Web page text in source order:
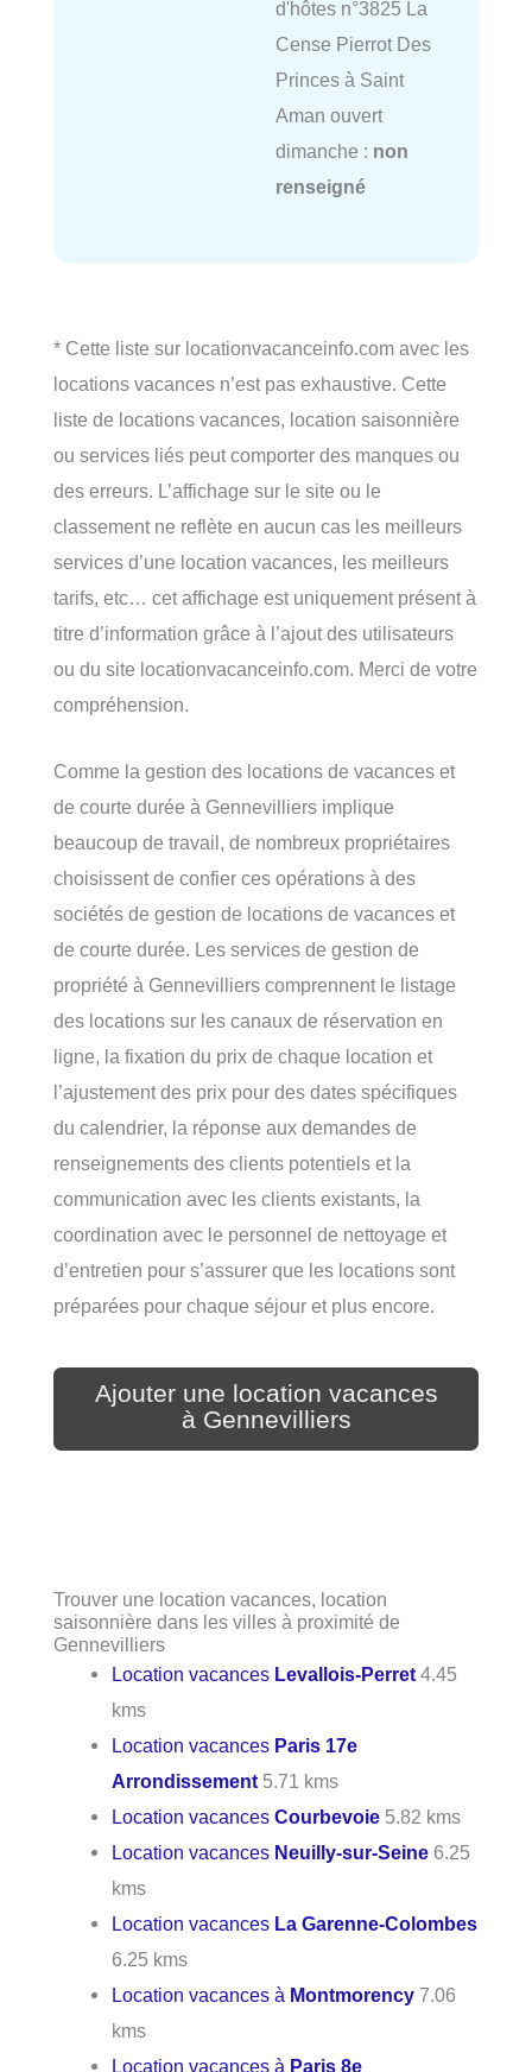
d'hôtes n°3825 La
Cense Pierrot Des
Princes à Saint
Aman ouvert
dimanche : non
renseigné
* Cette liste sur locationvacanceinfo.com avec les
locations vacances n’est pas exhaustive. Cette
liste de locations vacances, location saisonnière
ou services liés peut comporter des manques ou
des erreurs. L’affichage sur le site ou le
classement ne reflète en aucun cas les meilleurs
services d’une location vacances, les meilleurs
tarifs, etc… cet affichage est uniquement présent à
titre d’information grâce à l’ajout des utilisateurs
ou du site locationvacanceinfo.com. Merci de votre
compréhension.
Comme la gestion des locations de vacances et
de courte durée à Gennevilliers implique
beaucoup de travail, de nombreux propriétaires
choisissent de confier ces opérations à des
sociétés de gestion de locations de vacances et
de courte durée. Les services de gestion de
propriété à Gennevilliers comprennent le listage
des locations sur les canaux de réservation en
ligne, la fixation du prix de chaque location et
l’ajustement des prix pour des dates spécifiques
du calendrier, la réponse aux demandes de
renseignements des clients potentiels et la
communication avec les clients existants, la
coordination avec le personnel de nettoyage et
d’entretien pour s’assurer que les locations sont
préparées pour chaque séjour et plus encore.
Ajouter une location vacances
à Gennevilliers
Trouver une location vacances, location
saisonnière dans les villes à proximité de
Gennevilliers
Location vacances Levallois-Perret 4.45
kms
Location vacances Paris 17e
Arrondissement 5.71 kms
Location vacancesCourbevoie 5.82 kms
Location vacances Neuilly-sur-Seine 6.25
kms
Location vacances La Garenne-Colombes
6.25 kms
Location vacances à Montmorency 7.06
kms
Location vacances à Paris 8e